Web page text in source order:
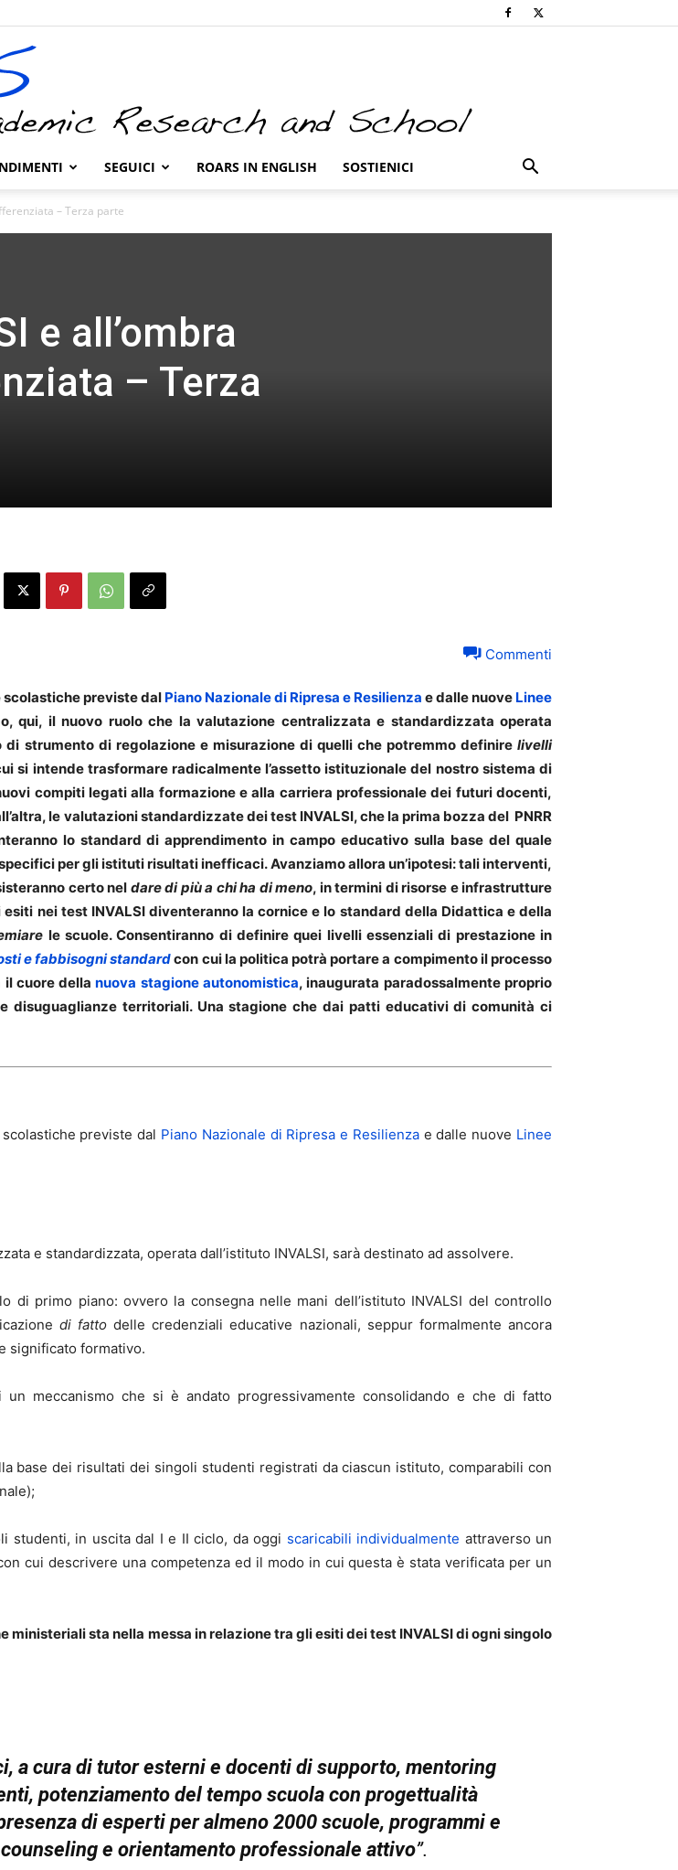
SEGUICI ROARS IN ENGLISH SOSTIENICI
– Terza parte
e all’ombra
– Terza
Commenti
scolastiche previste dal Piano Nazionale di Ripresa e Resilienza e dalle nuove Linee
qui, il nuovo ruolo che la valutazione centralizzata e standardizzata operata
di strumento di regolazione e misurazione di quelli che potremmo definire livelli
si intende trasformare radicalmente l’assetto istituzionale del nostro sistema di
compiti legati alla formazione e alla carriera professionale dei futuri docenti,
le valutazioni standardizzate dei test INVALSI, che la prima bozza del PNRR
lo standard di apprendimento in campo educativo sulla base del quale
per gli istituti risultati inefficaci. Avanziamo allora un’ipotesi: tali interventi,
certo nel dare di più a chi ha di meno, in termini di risorse e infrastrutture
nei test INVALSI diventeranno la cornice e lo standard della Didattica e della
le scuole. Consentiranno di definire quei livelli essenziali di prestazione in
e fabbisogni standardcon cui la politica potrà portare a compimento il processo
il cuore dellanuova stagione autonomistica, inaugurata paradossalmente proprio
disuguaglianze territoriali. Una stagione che dai patti educativi di comunità ci
previste dal Piano Nazionale di Ripresa e Resilienzae dalle nuove Linee
e standardizzata, operata dall’istituto INVALSI, sarà destinato ad assolvere.
primo piano: ovvero la consegna nelle mani dell’istituto INVALSI del controllo
di fattodelle credenziali educative nazionali, seppur formalmente ancora
significato formativo.
meccanismo che si è andato progressivamente consolidando e che di fatto
base dei risultati dei singoli studenti registrati da ciascun istituto, comparabili con
studenti, in uscita dal I e II ciclo, da oggi scaricabili individualmente attraverso un
cui descrivere una competenza ed il modo in cui questa è stata verificata per un
sta nella messa in relazione tra gli esiti dei test INVALSI di ogni singolo
a cura di tutor esterni e docenti di supporto, mentoring
potenziamento del tempo scuola con progettualità
di esperti per almeno 2000 scuole, programmi e
e orientamento professionale attivo”.